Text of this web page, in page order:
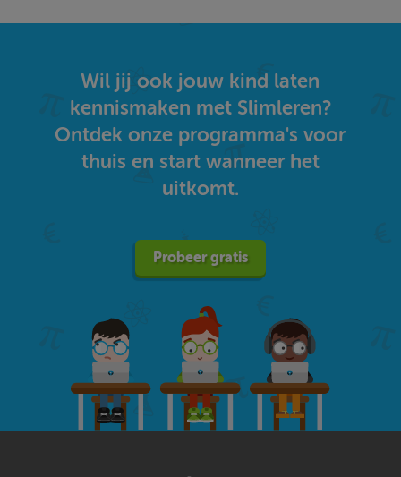
Wil jij ook jouw kind laten
kennismaken met Slimleren?
Ontdek onze programma's voor
thuis en start wanneer het
uitkomt.
Probeer gratis